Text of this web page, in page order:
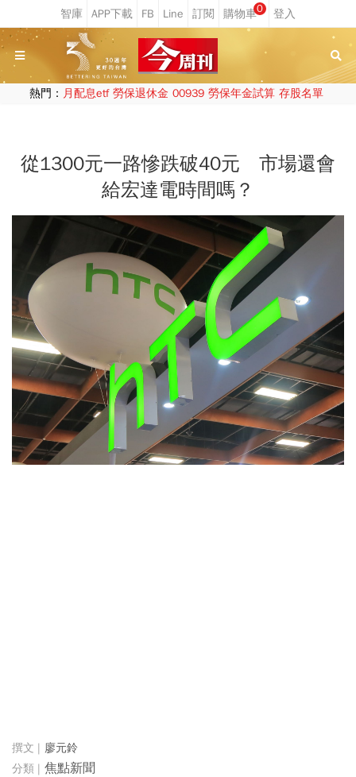
0
熱門： 月配息etf 勞保退休金 00939 勞保年金試算 存股名單
從1300元一路慘跌破40元 市場還會
給宏達電時間嗎？
廖元鈴
焦點新聞